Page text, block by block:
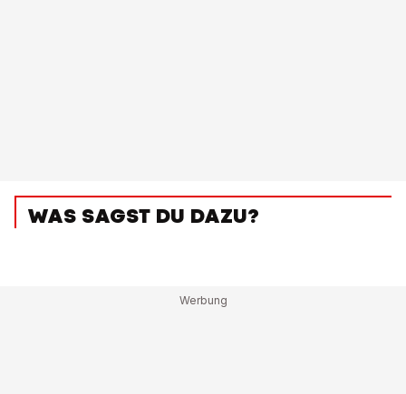
WAS SAGST DU DAZU?